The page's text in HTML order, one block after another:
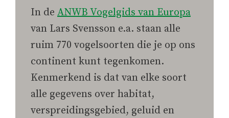
In de ANWB Vogelgids van Europa
van Lars Svensson e.a. staan alle
ruim 770 vogelsoorten die je op ons
continent kunt tegenkomen.
Kenmerkend is dat van elke soort
alle gegevens over habitat,
verspreidingsgebied, geluid en